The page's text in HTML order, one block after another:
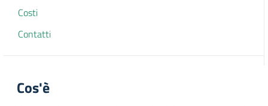
Costi
Contatti
Cos'è